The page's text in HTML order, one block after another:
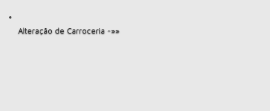
Alteração de Carroceria -»»